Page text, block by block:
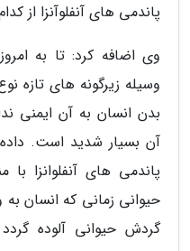
پاندمی های آنفلوآنزا از
وی اضافه کرد: تا به
بدن انسان به آن ایمنی
آن بسیار شدید است.
پاندمی های آنفلوانزا با
حیوانی زمانی که انسان
گردش حیوانی آلوده